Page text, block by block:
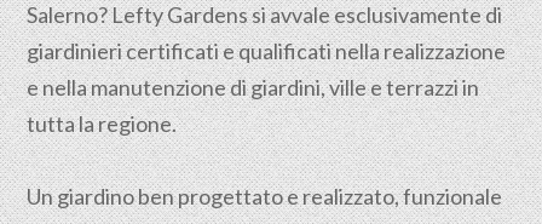
Salerno? Lefty Gardens si avvale esclusivamente di
giardinieri certificati e qualificati nella realizzazione
e nella manutenzione di giardini, ville e terrazzi in
tutta la regione.
Un giardino ben progettato e realizzato, funzionale